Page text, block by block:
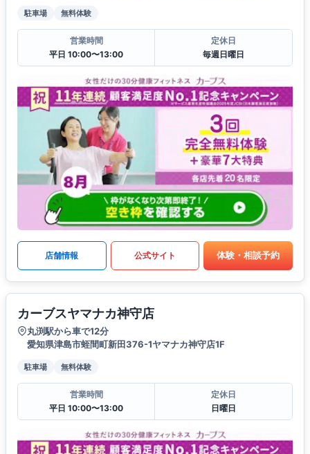
駐車場 無料体験
営業時間
平日 10:00〜13:00
定休日
毎週日曜日
店舗情報 公式サイト 体験・相談予約
カーブスヤマナカ神守店
丸渕駅から車で12分
愛知県津島市蛭間町新田376-1ヤマナカ神守店1F
駐車場 無料体験
営業時間
平日 10:00〜13:00
定休日
日曜日